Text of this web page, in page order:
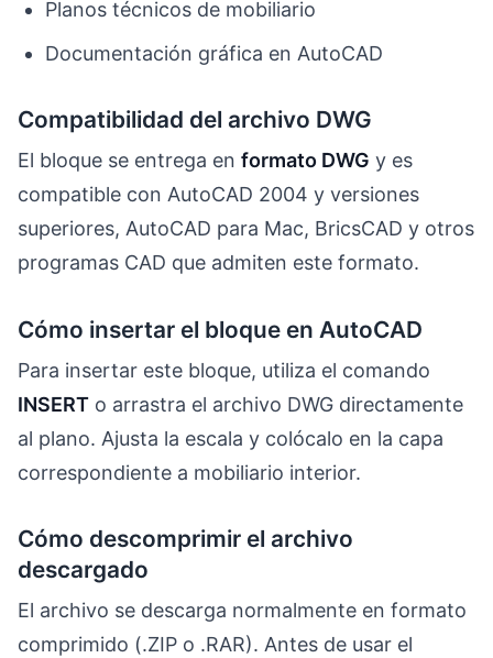
Planos técnicos de mobiliario
Documentación gráfica en AutoCAD
Compatibilidad del archivo DWG
El bloque se entrega en formato DWG y es
compatible con AutoCAD 2004 y versiones
superiores, AutoCAD para Mac, BricsCAD y otros
programas CAD que admiten este formato.
Cómo insertar el bloque en AutoCAD
Para insertar este bloque, utiliza el comando
INSERT o arrastra el archivo DWG directamente
al plano. Ajusta la escala y colócalo en la capa
correspondiente a mobiliario interior.
Cómo descomprimir el archivo
descargado
El archivo se descarga normalmente en formato
comprimido (.ZIP o .RAR). Antes de usar el